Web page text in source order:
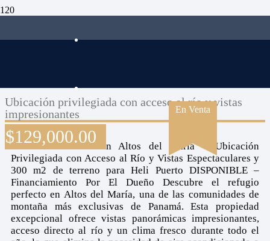
En Venta
$129,000.00
Ubicación privilegiada con acceso al río y vistas
impresionantes
Terreno en Venta en Altos del María – Ubicación
Privilegiada con Acceso al Río y Vistas Espectaculares y
300 m2 de terreno para Heli Puerto DISPONIBLE –
Financiamiento Por El Dueño Descubre el refugio
perfecto en Altos del María, una de las comunidades de
montaña más exclusivas de Panamá. Esta propiedad
excepcional ofrece vistas panorámicas impresionantes,
acceso directo al río y un clima fresco durante todo el